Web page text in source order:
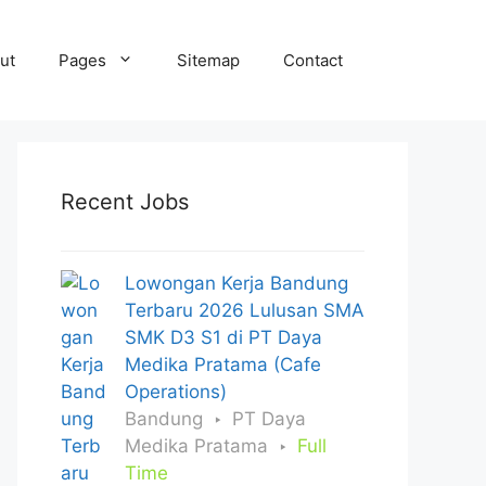
Pages Sitemap Contact
Recent Jobs
Lowongan Kerja Bandung
Terbaru 2026 Lulusan SMA
SMK D3 S1 di PT Daya
Medika Pratama (Cafe
Operations)
Bandung
PT Daya
Medika Pratama
Full
Time